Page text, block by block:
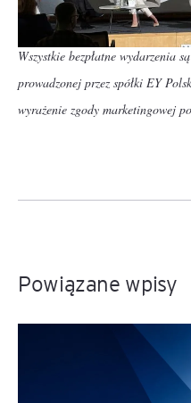
Wszystkie bezpłatne wydarzenia
prowadzonej przez spółki EY
wyrażenie zgody marketingowej
Powiązane wpisy